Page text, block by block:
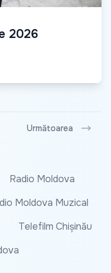
2026
Următoarea
Radio Moldova
Moldova Muzical
Telefilm Chișinău